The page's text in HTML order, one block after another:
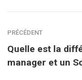
PRÉCÉDENT
Quelle est la
manager et un